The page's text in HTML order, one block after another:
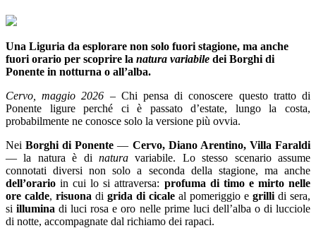
Una Liguria da esplorare non solo fuori stagione, ma anche
fuori orario per scoprire la natura variabile dei Borghi di
Ponente in notturna o all’alba.
Cervo, maggio 2026 – Chi pensa di conoscere questo tratto di
Ponente ligure perché ci è passato d’estate, lungo la costa,
probabilmente ne conosce solo la versione più ovvia.
NeiBorghi di Ponente — Cervo, Diano Arentino, Villa Faraldi
— la natura è di natura variabile. Lo stesso scenario assume
connotati diversi non solo a seconda della stagione, ma anche
dell’orario in cui lo si attraversa: profuma di timo e mirto nelle
ore calde, risuona di grida di cicale al pomeriggio e grilli di sera,
siilluminadi luci rosa e oro nelle prime luci dell’alba o di lucciole
di notte, accompagnate dal richiamo dei rapaci.